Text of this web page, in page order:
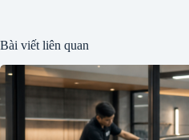
Bài viết liên quan